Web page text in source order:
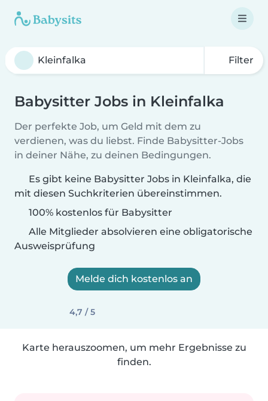
Filter
Babysitter Jobs in Kleinfalka
Der perfekte Job, um Geld mit dem zu
verdienen, was du liebst. Finde Babysitter-Jobs
in deiner Nähe, zu deinen Bedingungen.
Es gibt keine Babysitter Jobs in Kleinfalka, die
mit diesen Suchkriterien übereinstimmen.
100% kostenlos für Babysitter
Alle Mitglieder absolvieren eine obligatorische
Ausweisprüfung
Melde dich kostenlos an
4,7 / 5
Karte herauszoomen, um mehr Ergebnisse zu
finden.